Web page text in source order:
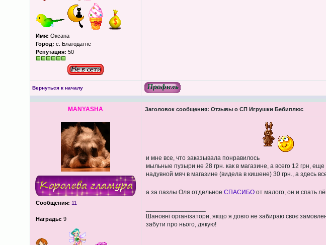
Имя: Оксана
Город: с. Благодатне
Репутация: 50
Вернуться к началу
MANYASHA Заголовок сообщения: Отзывы о СП Игрушки Бебиплюс
Сообщения: 11
Награды: 9
и мне все, что заказывала понравилось
мыльные пузыри не 28 грн. как в магазине, а всего 12 грн,
надувной мяч в магазине (видела в кишене) 30 грн., а здесь
а за пазлы Оля отдельное СПАСИБОот малого, он и спать
Шановні організатори, якщо я довго не забираю своє
забути про нього, дякую!